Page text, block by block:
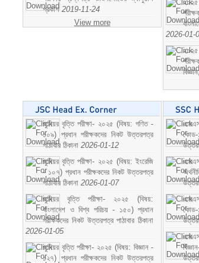
প্রকাশ 2019-11-24
View more
২০২৫
2026-01-
২০২৫
জুনিয়র বৃত্তি পরীক্ষা- ২০২৫ (বিষয়: গণিত -
১০৯) প্রধান পরীক্ষকদের নিকট উত্তরপত্র
পাঠাবার ঠিকানা 2026-01-12
জুনিয়র বৃত্তি পরীক্ষা- ২০২৫ (বিষয়: ইংরেজি
- ১০৭) প্রধান পরীক্ষকদের নিকট উত্তরপত্র
পাঠাবার ঠিকানা 2026-01-07
জুনিয়র বৃত্তি পরীক্ষা- ২০২৫ (বিষয়:
বাংলাদেশ ও বিশ্ব পরিচয় - ১৫০) প্রধান
পরীক্ষকদের নিকট উত্তরপত্র পাঠাবার ঠিকানা
2026-01-05
জুনিয়র বৃত্তি পরীক্ষা- ২০২৫ (বিষয়: বিজ্ঞান -
১২৭) প্রধান পরীক্ষকদের নিকট উত্তরপত্র